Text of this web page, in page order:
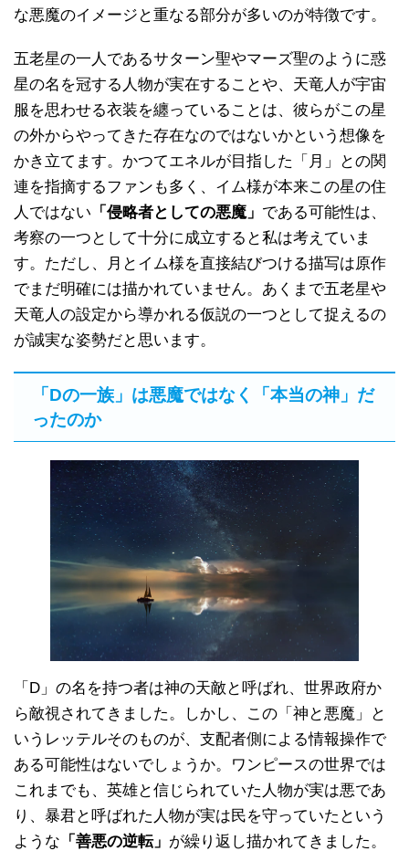
な悪魔のイメージと重なる部分が多いのが特徴です。
五老星の一人であるサターン聖やマーズ聖のように惑
星の名を冠する人物が実在することや、天竜人が宇宙
服を思わせる衣装を纏っていることは、彼らがこの星
の外からやってきた存在なのではないかという想像を
かき立てます。かつてエネルが目指した「月」との関
連を指摘するファンも多く、イム様が本来この星の住
人ではない 「侵略者としての悪魔」 である可能性は、
考察の一つとして十分に成立すると私は考えていま
す。ただし、月とイム様を直接結びつける描写は原作
でまだ明確には描かれていません。あくまで五老星や
天竜人の設定から導かれる仮説の一つとして捉えるの
が誠実な姿勢だと思います。
「Dの一族」は悪魔ではなく「本当の神」だ
ったのか
「D」の名を持つ者は神の天敵と呼ばれ、世界政府か
ら敵視されてきました。しかし、この「神と悪魔」と
いうレッテルそのものが、支配者側による情報操作で
ある可能性はないでしょうか。ワンピースの世界では
これまでも、英雄と信じられていた人物が実は悪であ
り、暴君と呼ばれた人物が実は民を守っていたという
ような 「善悪の逆転」 が繰り返し描かれてきました。